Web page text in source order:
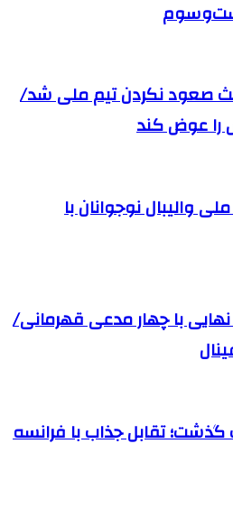
صعود نکردن تیم ملی شد/
را عوض کند
والیبال نوجوانان با
نهایی با چهار مدعی قهرمانی/
گذشت؛ تقابل جذاب با فرانسه